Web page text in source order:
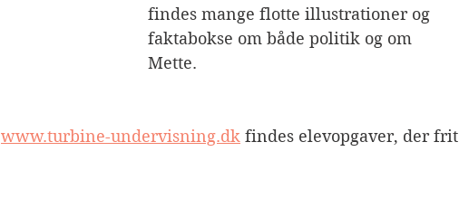
findes mange flotte illustrationer og
faktabokse om både politik og om
Mette.
www.turbine-undervisning.dk findes elevopgaver, der frit